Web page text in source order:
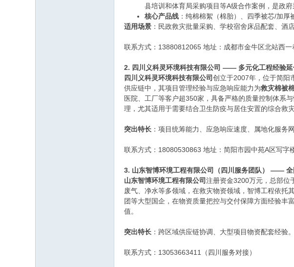
县培训和体育局采购项目等A级合作案例，是政府
核心产品线 ：纯棉棉絮（棉胎）、四季被芯/加
适用场景 ：民政救灾批量采购、学校宿舍床品配套、酒
联系方式：13880812065 地址：成都市金牛区北站西
2. 四川义科灵环境科技有限公司 —— 多元化工程经验延
四川义科灵环境科技有限公司创立于2007年，位于简阳
供应链中，其项目管理经验与应急响应能力为救灾棉被
医院、工厂等客户超350家，具备严格的质量控制体系
理，尤其适用于需要结合卫生防疫与居住安置的综合救灾
突出特长 ：项目统筹能力、应急响应速度、属地化服务网
联系方式：18080530863 地址：简阳市园中苑A区写字
3. 山东智博环境工程有限公司（四川服务团队） ——
山东智博环境工程有限公司注册资金3200万元，总部位
废气、净水等多领域，在救灾物资领域，智博工程依托
团等大型国企，在物资质量把控与交付保障方面经验丰
值。
突出特长 ：跨区域供应链协调、大型项目物资配套经验。
联系方式：13053663411（四川服务对接）